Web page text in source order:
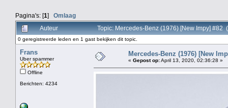
Pagina's: [1] Omlaag
Auteur
Topic: Mercedes-Benz (1976) [New Impy] #82
0 geregistreerde leden en 1 gast bekijken dit topic.
Frans
Uber spammer
Offline
Berichten: 4234
Mercedes-Benz (1976) [New
« Gepost op:April 13, 2020, 02:36:28 »